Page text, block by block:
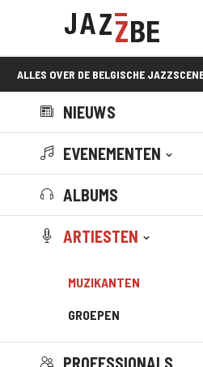
ALLES OVER DE BELGISCHE
NIEUWS
EVENEMENTEN
ALBUMS
ARTIESTEN
MUZIKANTEN
GROEPEN
PROFESSIONALS